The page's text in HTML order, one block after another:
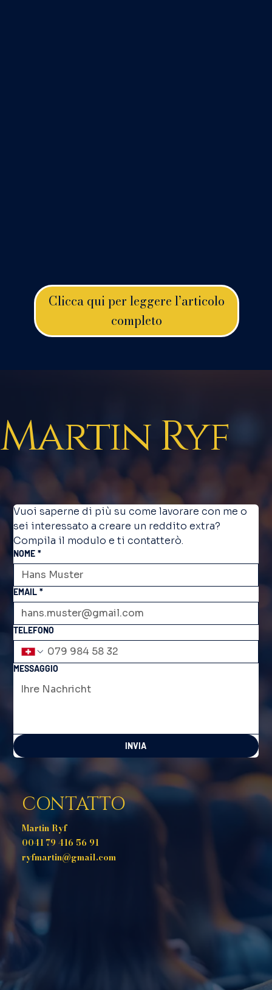
Clicca qui per leggere l’articolo
completo
Martin Ryf
CONTATTO
Martin Ryf
0041 79 416 56 91
ryfmartin@gmail.com
Vuoi saperne di più su come lavorare con me o
sei interessato a creare un reddito extra?
Compila il modulo e ti contatterò.
NOME *
EMAIL *
TELEFONO
MESSAGGIO
INVIA